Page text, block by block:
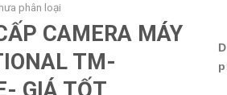
phân loại
CAMERA MÁY
TM-